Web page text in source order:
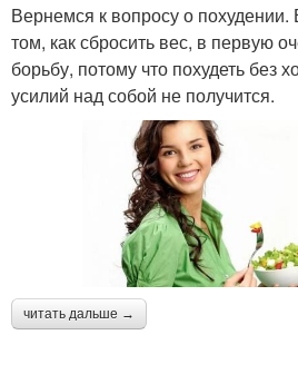
Вернемся к вопросу о похудении.
том, как сбросить вес, в первую
борьбу, потому что похудеть без
усилий над собой не получится.
читать дальше →